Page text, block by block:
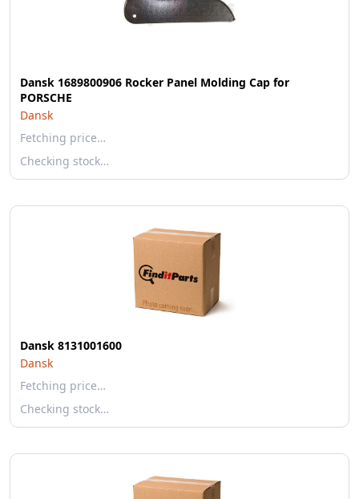
Dansk 1689800906 Rocker Panel Molding Cap for
PORSCHE
Dansk
Fetching price…
Checking stock…
Dansk 8131001600
Dansk
Fetching price…
Checking stock…